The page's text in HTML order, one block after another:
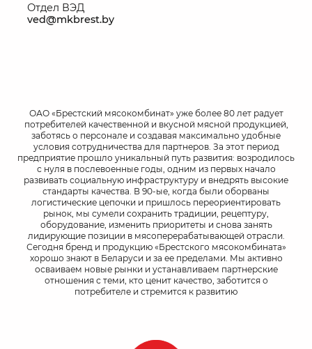
Отдел ВЭД
ved@mkbrest.by
ОАО «Брестский мясокомбинат» уже более 80 лет радует
потребителей качественной и вкусной мясной продукцией,
заботясь о персонале и создавая максимально удобные
условия сотрудничества для партнеров. За этот период
предприятие прошло уникальный путь развития: возродилось
с нуля в послевоенные годы, одним из первых начало
развивать социальную инфраструктуру и внедрять высокие
стандарты качества. В 90-ые, когда были оборваны
логистические цепочки и пришлось переориентировать
рынок, мы сумели сохранить традиции, рецептуру,
оборудование, изменить приоритеты и снова занять
лидирующие позиции в мясоперерабатывающей отрасли.
Сегодня бренд и продукцию «Брестского мясокомбината»
хорошо знают в Беларуси и за ее пределами. Мы активно
осваиваем новые рынки и устанавливаем партнерские
отношения с теми, кто ценит качество, заботится о
потребителе и стремится к развитию